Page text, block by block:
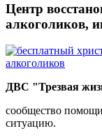
Центр
алкоголиков,
ДВС "Трезвая
сообщество
ситуацию.